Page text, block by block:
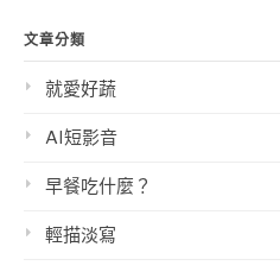
文章分類
就愛好蔬
AI短影音
早餐吃什麼？
輕描淡寫